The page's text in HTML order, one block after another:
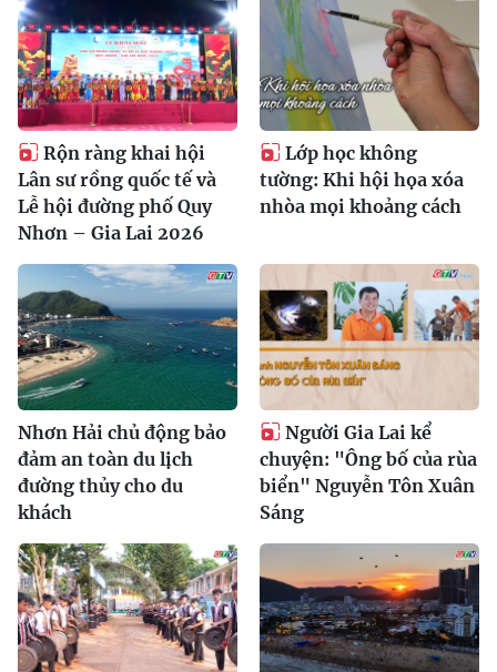
Rộn ràng khai hội
Lân sư rồng quốc tế và
Lễ hội đường phố Quy
Nhơn – Gia Lai 2026
Lớp học không
tường: Khi hội họa xóa
nhòa mọi khoảng cách
Nhơn Hải chủ động bảo
đảm an toàn du lịch
đường thủy cho du
khách
Người Gia Lai kể
chuyện: "Ông bố của rùa
biển" Nguyễn Tôn Xuân
Sáng